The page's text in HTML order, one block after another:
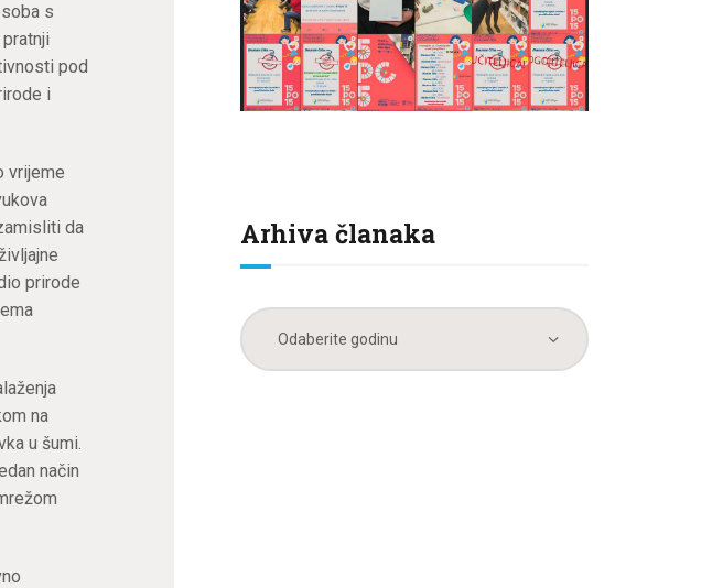
s
pod
i
vrijeme
da
prirode
na
u šumi
način
Arhiva članaka